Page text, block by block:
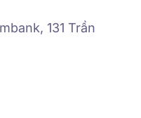
131 Trần